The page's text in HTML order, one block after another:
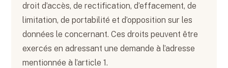
droit d’accès, de rectification, d’effacement, de
limitation, de portabilité et d’opposition sur les
données le concernant. Ces droits peuvent être
exercés en adressant une demande à l’adresse
mentionnée à l’article 1.